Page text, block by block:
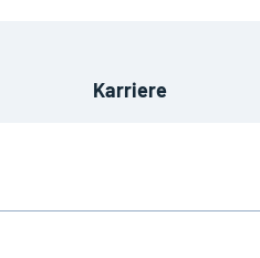
Karriere